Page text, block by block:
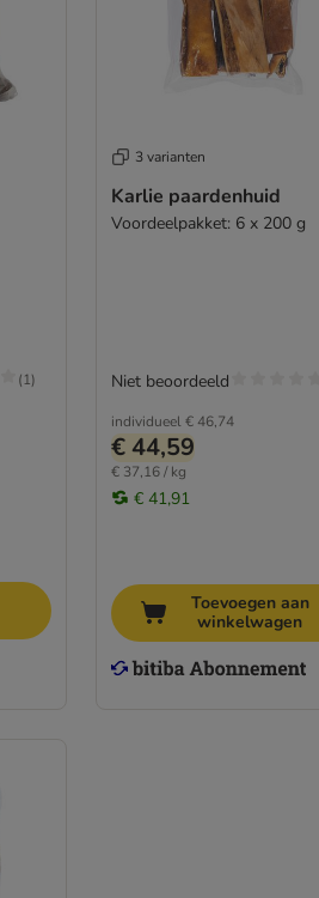
(1)
3 varianten
Karlie paardenhuid
Voordeelpakket: 6 x 200 g
individueel € 46,74
€ 44,59
€ 37,16 / kg
€ 41,91
Niet beoordeeld
Toevoegen aan
winkelwagen